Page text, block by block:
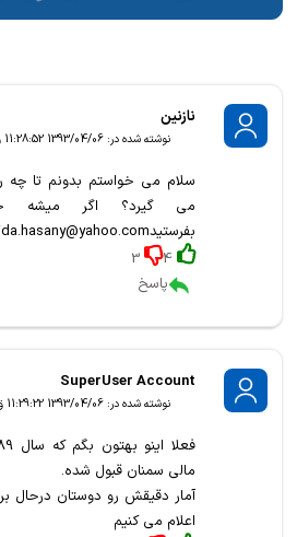
نازنین
نوشته شده در: 1393/04/06 11:28:52 ق.ظ
سلام می خواستم بدونم تا چه
می گیرد؟ اگر میشه
بفرستیدparmida.hasany@yahoo.com
4
3
پاسخ
SuperUser Account
نوشته شده در: 1393/04/06 11:29:22 ق.ظ
مالی سمنان قبول شده.
آمار دقیقش رو دوستان
اعلام می کنیم